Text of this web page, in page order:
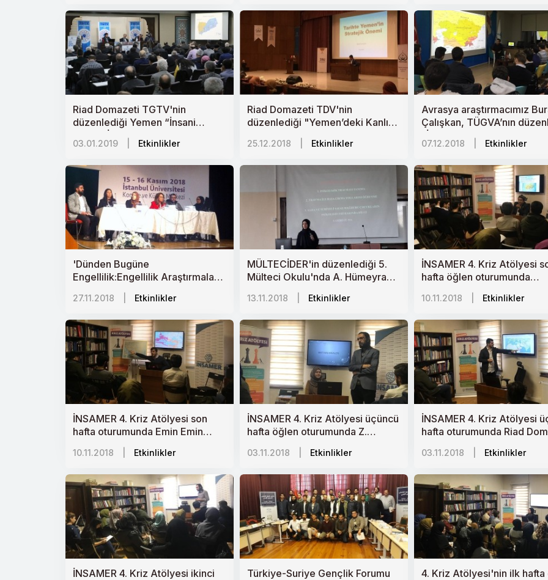
"Geçmişten Günümüze Türkiye-
Afrika İlişkileri"ni anlattı.
Riad Domazeti TGTV'nin
düzenlediği Yemen “İnsani
yardım İstişaresi”ne katıldı.
03.01.2019 Etkinlikler
Riad Domazeti TDV'nin
düzenlediği "Yemen’deki Kanlı
Çıkmaz" Sempozyumu’nda
"Yemen’in Tarihçesi ve
25.12.2018 Etkinlikler
Avrasya araştırmacımız
Çalışkan, TÜGVA’nın
“İşin Ehlinden” programında
“Orta Asya: Dönüşüm
07.12.2018 Etkinlikler
'Dünden Bugüne
Engellilik:Engellilik Araştırmaları
Konferansı'nda, A. Hümeyra
Kutluoğlu Karayel ‘‘Savaşın
Mahkûm Edilen Suriyeliler’’i
anlattı.
27.11.2018 Etkinlikler
MÜLTECİDER'in düzenlediği 5.
Mülteci Okulu'nda A. Hümeyra
Kutluoğlu Karayel "Çocuk ve
Travma"yı anlattı.
13.11.2018 Etkinlikler
İNSAMER 4. Kriz Atölyesi
hafta öğlen oturumunda
Abdüsselam Teklimakan
Türkistan"ı anlattı.
10.11.2018 Etkinlikler
İNSAMER 4. Kriz Atölyesi son
hafta oturumunda Emin Emin
"Birleşme ve Bölünme Arasında
Balkanlar"ı anlattı.
10.11.2018 Etkinlikler
İNSAMER 4. Kriz Atölyesi üçüncü
hafta öğlen oturumunda Z.
Zeynep Bakır "Madalyonun Diğer
Yüzü: Batı’nın İnsani Krizleri"ni
03.11.2018 Etkinlikler
İNSAMER 4. Kriz Atölyesi
hafta oturumunda Riad
"Ortadoğu’da Jeo-politik
Çekişmenin Yeni Cephesi:
03.11.2018 Etkinlikler
İNSAMER 4. Kriz Atölyesi ikinci
Türkiye-Suriye Gençlik Forumu
4. Kriz Atölyesi'nin ilk hafta